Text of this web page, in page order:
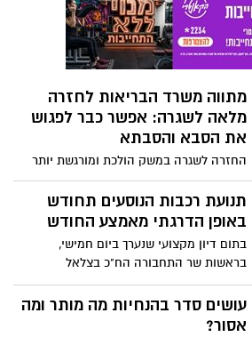
מתווה משרד הבריאות לחזרה
מלאה לשגרה: אפשר כבר לפגוש
את הסבא והסבתא
החזרה לשגרה במשק הולכת ומורגשת יותר
ויותר בשבועות האחרונים, חלק מההגבלות
הוסרו, היום (א') חזרה גם חלק ממערכת
החינוך. משרד הבריאות מציד את המתווה
ללא ספק מדובר בתוכנית סדורה ומפורטת
תנועת רכבות הנוסעים תחודש
באופן הדרגתי מאמצע החודש
בתום דיון מקצועי שנערך ביום חמישי,
בראשות שר התחבורה הח"כ בצלאל
סמוטריץ', ובהשתתפות מנכ"ל רכבת ישראל
מיכאל (מיכה) מייקסנר, אנשי הרכבת ואנשי
משרד התחבורה, החליט שר התחבורה כי
עושים סדר בהנחיות מה מותר ומה
אסור?